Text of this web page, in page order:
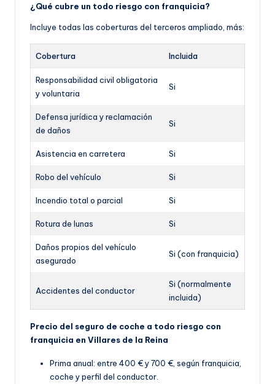
¿Qué cubre un todo riesgo con franquicia?
Incluye todas las coberturas del terceros ampliado, más:
Cobertura Incluida
Responsabilidad civil obligatoria
y voluntaria
Si
Defensa jurídica y reclamación
de daños
Si
Asistencia en carretera Si
Robo del vehículo Si
Incendio total o parcial Si
Rotura de lunas Si
Daños propios del vehículo
asegurado
Si (con franquicia)
Accidentes del conductor
Si (normalmente
incluida)
Precio del seguro de coche a todo riesgo con
franquicia en Villares de la Reina
Prima anual: entre 400 € y 700 €, según franquicia,
coche y perfil del conductor.